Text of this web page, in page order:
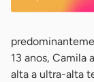
13 anos, Camila
alta a ultra-alta